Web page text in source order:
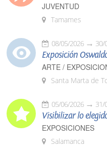
JUVENTUD
Tamames
08/05/2026 30/
Exposición
ARTE /
Santa Marta de
05/06/2026 31/
Visibilizar lo
EXPOSICIONES
Salamanca